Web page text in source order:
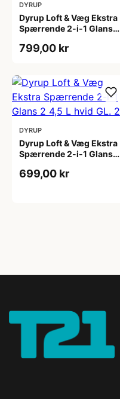
DYRUP
Dyrup Loft & Væg Ekstra
Spærrende 2-i-1 Glans
799,00 kr
DYRUP
Dyrup Loft & Væg Ekstra
Spærrende 2-i-1 Glans 2
699,00 kr